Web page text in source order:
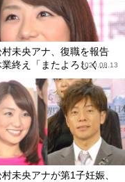
村未央アナ、復職を報告
終え「またよろしく...
2020.08.13
未央アナが第1子妊娠、